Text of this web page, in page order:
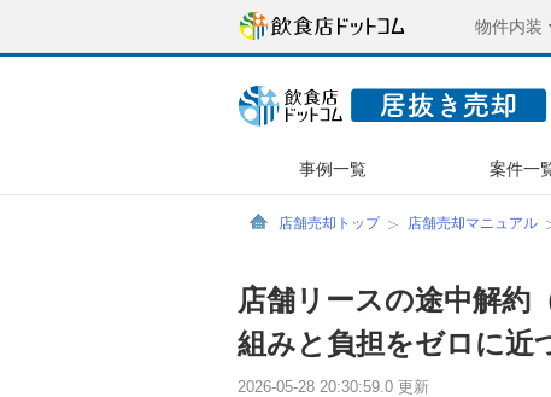
物件内装
事例一覧 案件一
店舗売却トップ 店舗売却マニュアル
店舗リースの途中解約
組みと負担をゼロに近
2026-05-28 20:30:59.0 更新